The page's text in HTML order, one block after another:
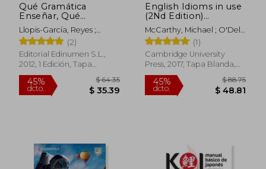
Qué Gramática
Enseñar, Qué
Gramática Aprender
Llopis-García, Reyes ;
Espinosa, Juan Manuel Real
; Campillo, Jose Plácido
Ruiz
(2)
Editorial Edinumen S.L.,
2012, 1 Edición, Tapa
Blanda, Nuevo
English Idioms in use
(2Nd Edition)
Intermediate Book
With Answers (en
Inglés)
McCarthy, Michael ; O'Dell,
Felicity
(1)
Cambridge University
Press, 2017, Tapa Blanda,
Nuevo